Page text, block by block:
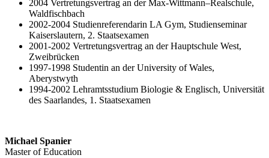
2004 Vertretungsvertrag an der Max-Wittmann–Realschule,
Waldfischbach
2002-2004 Studienreferendarin LA Gym, Studienseminar
Kaiserslautern, 2. Staatsexamen
2001-2002 Vertretungsvertrag an der Hauptschule West,
Zweibrücken
1997-1998 Studentin an der University of Wales,
Aberystwyth
1994-2002 Lehramtsstudium Biologie & Englisch, Universität
des Saarlandes, 1. Staatsexamen
Michael Spanier
Master of Education